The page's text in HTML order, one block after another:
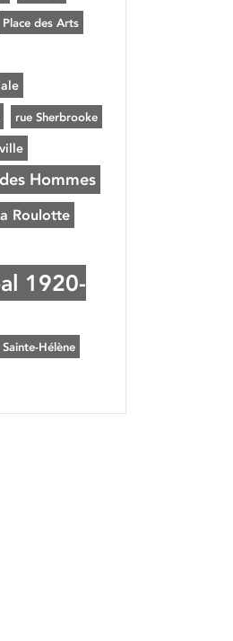
Place des Arts
rue Sherbrooke
Hommes
Roulotte
1920-
Hélène